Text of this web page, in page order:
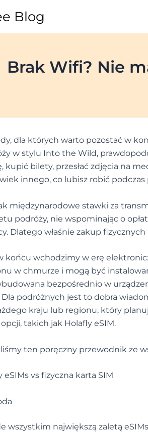
Blog
Brak Wifi? Nie
dla których warto pozostać w
w stylu Into the Wild,
kupić bilety, przesłać zdjęcia na
innego, co lubisz robić podczas
międzynarodowe stawki za
podróży, nie wspominając o
Dlatego właśnie zakup
końcu wchodzimy w erę
w chmurze i mogą być
bezpośrednio w
Dla podróżnych jest to dobra
kraju lub regionu, który
takich jak Holafly eSIM.
ten poręczny przewodnik ze
eSIMs vs fizyczna karta SIM
wszystkim największą zaletą